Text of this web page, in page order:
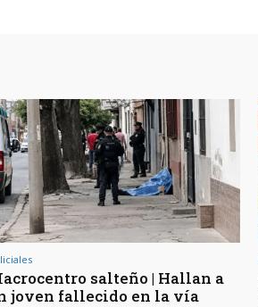
salteño | Hallan a
joven fallecido en la vía